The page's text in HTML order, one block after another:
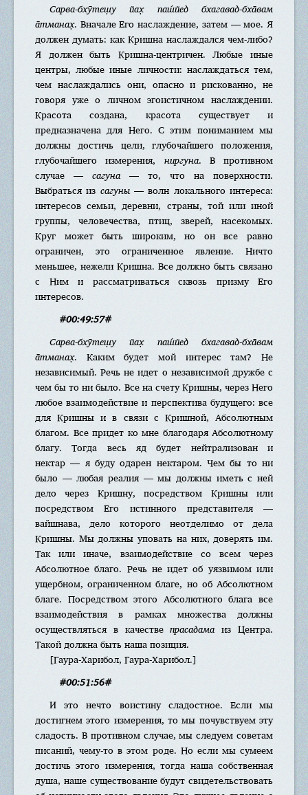
Сарва-бхӯтеш̣у йах̣ паш́йед бхагавад-бха̄вам
а̄тманах̣. Вначале Его наслаждение, затем — мое. Я
должен думать: как Кришна наслаждался чем-либо?
Я должен быть Кришна-центричен. Любые иные
центры, любые иные личности: наслаждаться тем,
чем наслаждались они, опасно и рискованно, не
говоря уже о личном эгоистичном наслаждении.
Красота создана, красота существует и
предназначена для Него. С этим пониманием мы
должны достичь цели, глубочайшего положения,
глубочайшего измерения, ниргуна. В противном
случае — сагуна— то, что на поверхности.
Выбраться из сагуны— волн локального интереса:
интересов семьи, деревни, страны, той или иной
группы, человечества, птиц, зверей, насекомых.
Круг может быть широким, но он все равно
ограничен, это ограниченное явление. Ничто
меньшее, нежели Кришна. Все должно быть связано
с Ним и рассматриваться сквозь призму Его
интересов.
#00:49:57#
Сарва-бхӯтеш̣у йах̣ паш́йед бхагавад-бха̄вам
а̄тманах̣. Каким будет мой интерес там? Не
независимый. Речь не идет о независимой дружбе с
чем бы то ни было. Все на счету Кришны, через Него
любое взаимодействие и перспектива будущего: все
для Кришны и в связи с Кришной, Абсолютным
благом. Все придет ко мне благодаря Абсолютному
благу. Тогда весь яд будет нейтрализован и
нектар — я буду одарен нектаром. Чем бы то ни
было — любая реалия — мы должны иметь с ней
дело через Кришну, посредством Кришны или
посредством Его истинного представителя —
вайшнава, дело которого неотделимо от дела
Кришны. Мы должны уповать на них, доверять им.
Так или иначе, взаимодействие со всем через
Абсолютное благо. Речь не идет об уязвимом или
ущербном, ограниченном благе, но об Абсолютном
благе. Посредством этого Абсолютного блага все
взаимодействия в рамках множества должны
осуществляться в качествепрасадамаиз Центра.
Такой должна быть наша позиция.
[Гаура-Харибол, Гаура-Харибол.]
#00:51:56#
И это нечто воистину сладостное. Если мы
достигнем этого измерения, то мы почувствуем эту
сладость. В противном случае, мы следуем советам
писаний, чему-то в этом роде. Но если мы сумеем
достичь этого измерения, тогда наша собственная
душа, наше существование будут свидетельствовать